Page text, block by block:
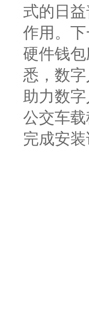
式的日
作用。
硬件钱
悉，数
助力数
公交车
完成安